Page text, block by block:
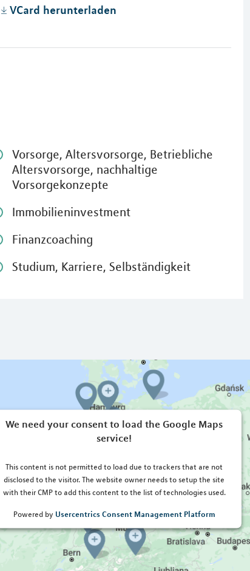
VCard herunterladen
Vorsorge, Altersvorsorge, Betriebliche
Altersvorsorge, nachhaltige
Vorsorgekonzepte
Immobilieninvestment
Finanzcoaching
Studium, Karriere, Selbständigkeit
We need your consent to load the Google Maps
service!
This content is not permitted to load due to trackers that are not
disclosed to the visitor. The website owner needs to setup the site
with their CMP to add this content to the list of technologies used.
Powered by Usercentrics Consent Management Platform